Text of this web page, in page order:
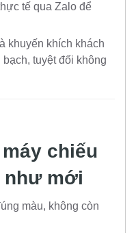
tế qua Zalo để
khuyến khích khách
tuyệt đối không
chiếu
như mới
màu, không còn